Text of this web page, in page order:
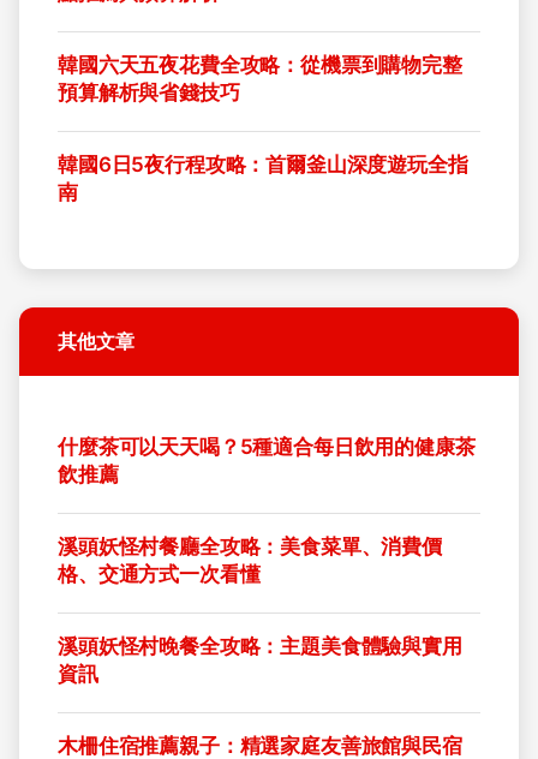
韓國六天五夜花費全攻略：從機票到購物完整
預算解析與省錢技巧
韓國6日5夜行程攻略：首爾釜山深度遊玩全指
南
其他文章
什麼茶可以天天喝？5種適合每日飲用的健康茶
飲推薦
溪頭妖怪村餐廳全攻略：美食菜單、消費價
格、交通方式一次看懂
溪頭妖怪村晚餐全攻略：主題美食體驗與實用
資訊
木柵住宿推薦親子：精選家庭友善旅館與民宿